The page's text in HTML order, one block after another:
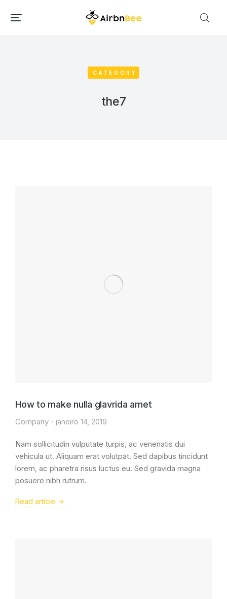
CATEGORY
the7
How to make nulla glavrida amet
Company janeiro 14, 2019
Nam sollicitudin vulputate turpis, ac venenatis dui
vehicula ut. Aliquam erat volutpat. Sed dapibus tincidunt
lorem, ac pharetra risus luctus eu. Sed gravida magna
posuere nibh rutrum.
Read article